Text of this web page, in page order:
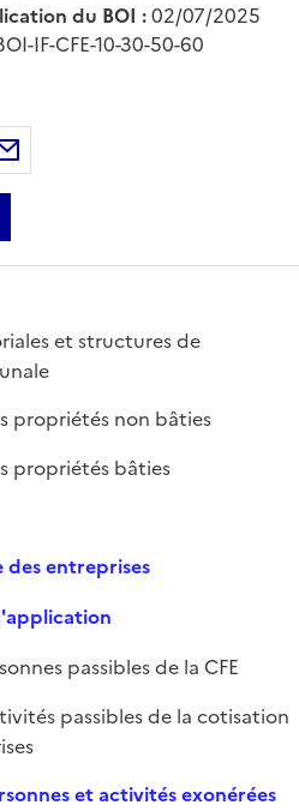
du BOI :02/07/2025
IF-CFE-10-30-50-60
au format pdf
Twittersur LinkedIn
et structures de
propriétés non bâties
propriétés bâties
entreprises
passibles de la CFE
passibles de la cotisation
et activités exonérées